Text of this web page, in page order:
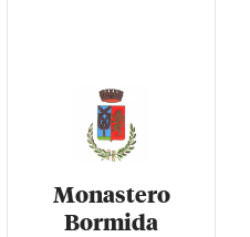
Monastero
Bormida